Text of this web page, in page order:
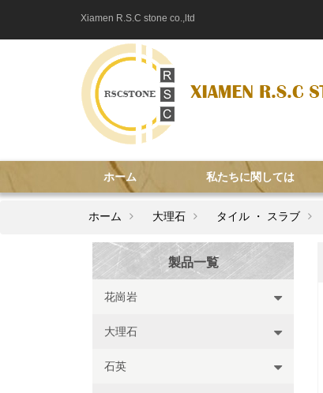
Xiamen R.S.C stone co.,ltd
ホーム 私たちに関しては
ホーム 大理石 タイル ・ スラブ
製品一覧
花崗岩
大理石
石英